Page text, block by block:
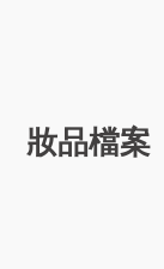
妝品檔案